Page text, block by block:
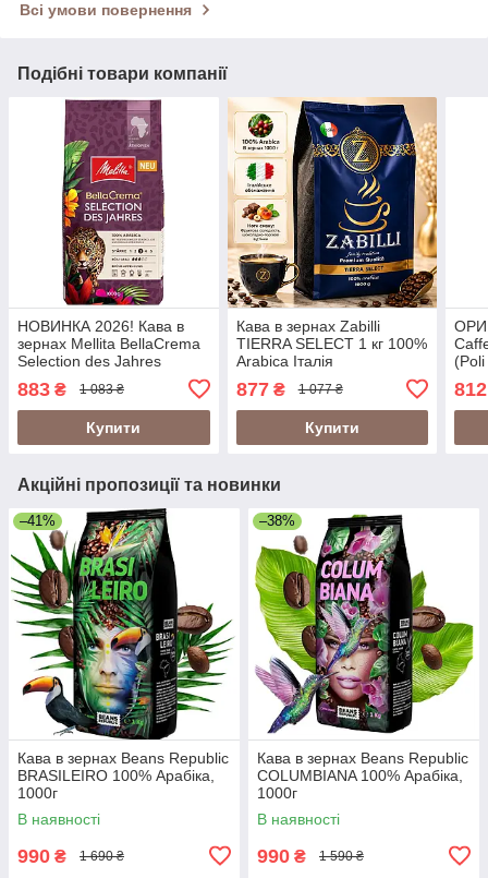
Всі умови повернення
Подібні товари компанії
НОВИНКА 2026! Кава в
зернах Mellita BellaCrema
Selection des Jahres
Arabica з нотками темного
шоколаду і вишні
883 ₴ 1 083 ₴
Купити
Кава в зернах Zabilli
TIERRA SELECT 1 кг 100%
Arabica Італія
877₴ 1 077 ₴
Купити
(Poli
812
Акційні пропозиції та новинки
–41%
Кава в зернах Beans Republic
BRASILEIRO 100% Арабіка,
1000г
В наявності
990 ₴ 1 690 ₴
–38%
Кава в зернах Beans Republic
COLUMBIANA 100% Арабіка,
1000г
В наявності
990 ₴ 1 590 ₴